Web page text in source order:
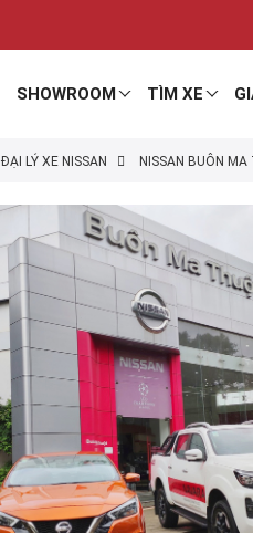
SHOWROOM TÌM XE
ĐẠI LÝ XE NISSAN NISSAN BUÔN